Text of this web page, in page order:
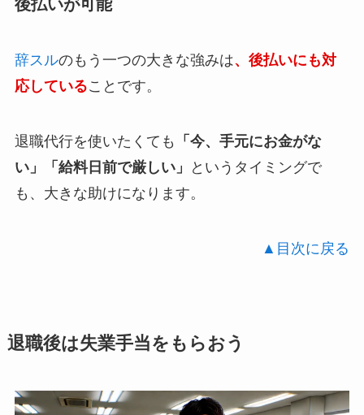
後払いが可能
辞スルのもう一つの大きな強みは、後払いにも対
応していることです。
退職代行を使いたくても
「今、手元にお金がな
い」「給料日前で厳しい」
というタイミングで
も、大きな助けになります。
▲目次に戻る
退職後は失業手当をもらおう